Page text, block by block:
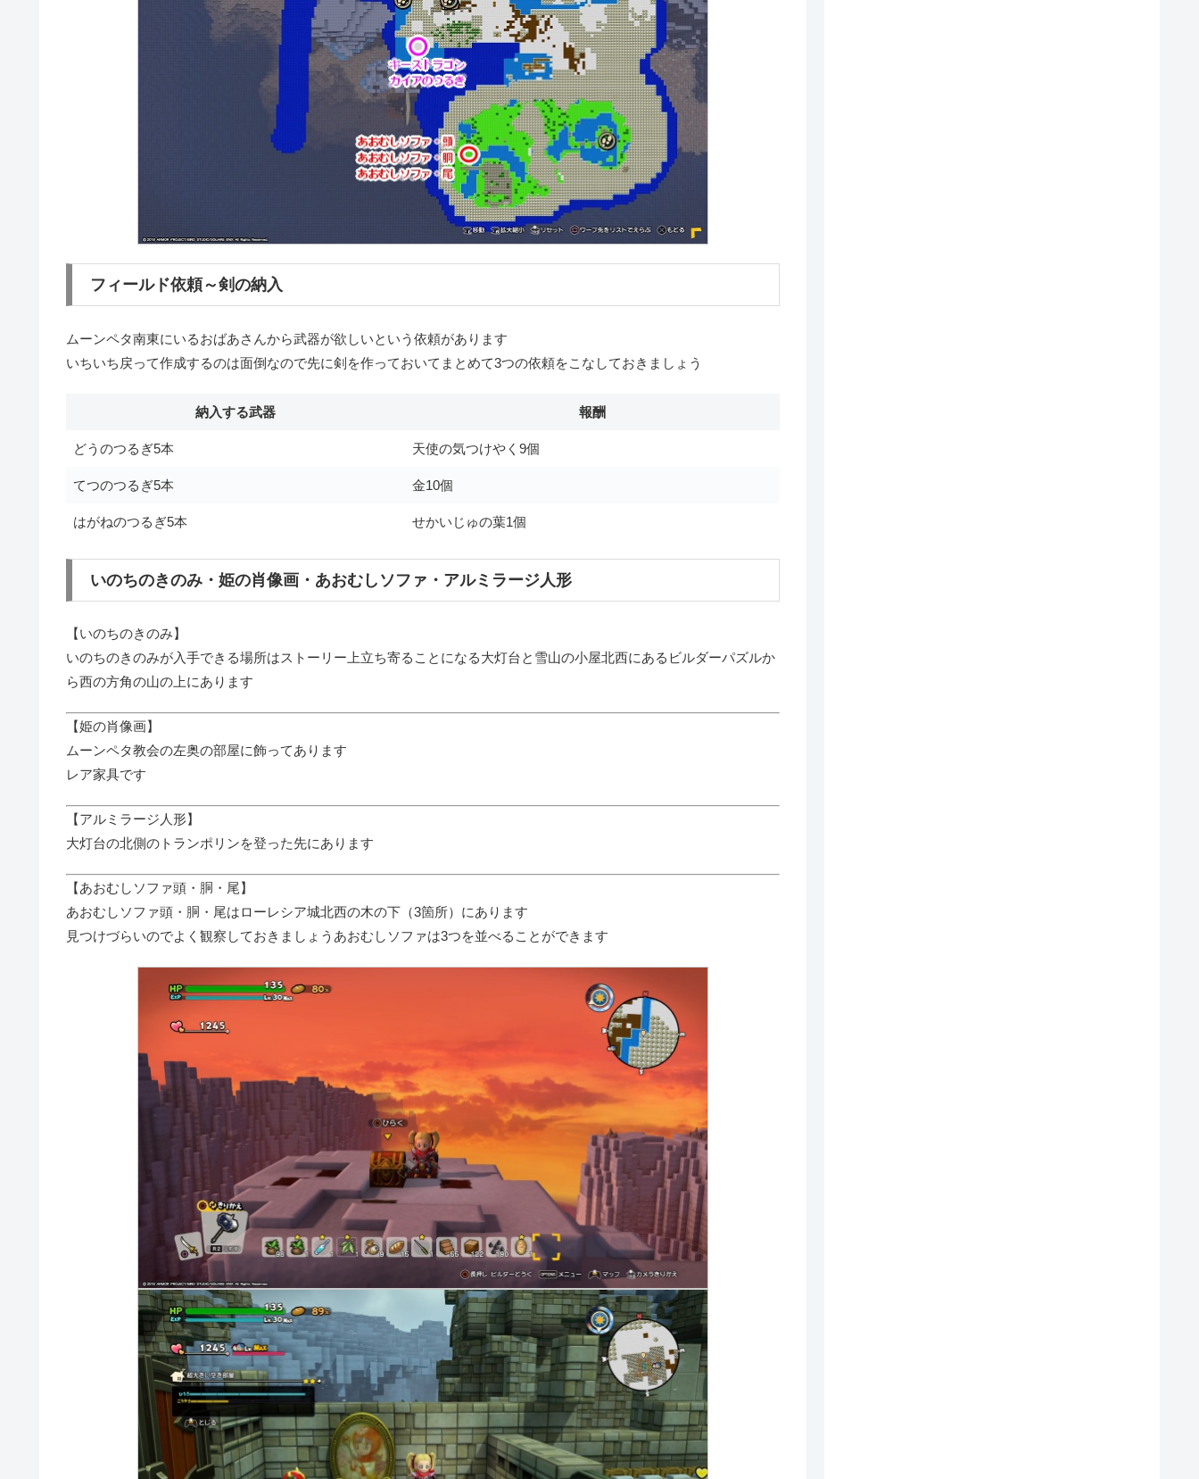
フィールド依頼～剣の納入
ムーンペタ南東にいるおばあさんから武器が欲しいという依頼があります
いちいち戻って作成するのは面倒なので先に剣を作っておいてまとめて3つの依頼をこなしておきましょう
納入する武器 報酬
どうのつるぎ5本 天使の気つけやく9個
てつのつるぎ5本 金10個
はがねのつるぎ5本 せかいじゅの葉1個
いのちのきのみ・姫の肖像画・あおむしソファ・アルミラージ人形
【いのちのきのみ】
いのちのきのみが入手できる場所はストーリー上立ち寄ることになる大灯台と雪山の小屋北西にあるビルダーパズルか
ら西の方角の山の上にあります
【姫の肖像画】
ムーンペタ教会の左奥の部屋に飾ってあります
レア家具です
【アルミラージ人形】
大灯台の北側のトランポリンを登った先にあります
【あおむしソファ頭・胴・尾】
あおむしソファ頭・胴・尾はローレシア城北西の木の下（3箇所）にあります
見つけづらいのでよく観察しておきましょうあおむしソファは3つを並べることができます